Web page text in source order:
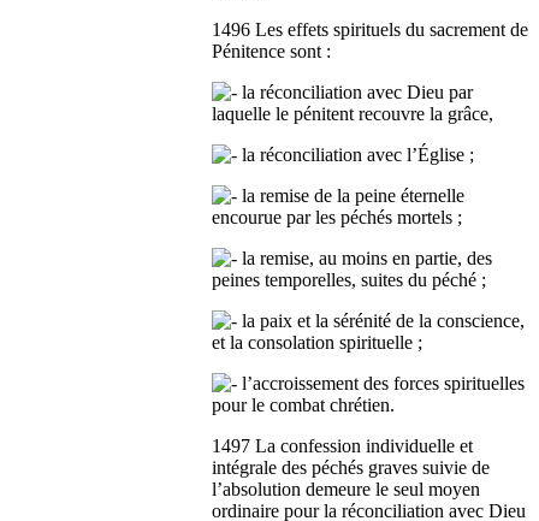
1496 Les effets spirituels du sacrement de
Pénitence sont :
la réconciliation avec Dieu par
laquelle le pénitent recouvre la grâce,
la réconciliation avec l’Église ;
la remise de la peine éternelle
encourue par les péchés mortels ;
la remise, au moins en partie, des
peines temporelles, suites du péché ;
la paix et la sérénité de la conscience,
et la consolation spirituelle ;
l’accroissement des forces spirituelles
pour le combat chrétien.
1497 La confession individuelle et
intégrale des péchés graves suivie de
l’absolution demeure le seul moyen
ordinaire pour la réconciliation avec Dieu